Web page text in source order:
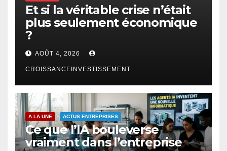
Et si la véritable crise n’était
plus seulement économique
?
AOÛT 4, 2026
CROISSANCEINVESTISSEMENT
A LA UNE ACTUS ENTREPRISES
Ce que l’IA bouleverse
vraiment dans l’entreprise